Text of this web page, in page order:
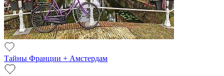
Тайны Франции + Амстердам